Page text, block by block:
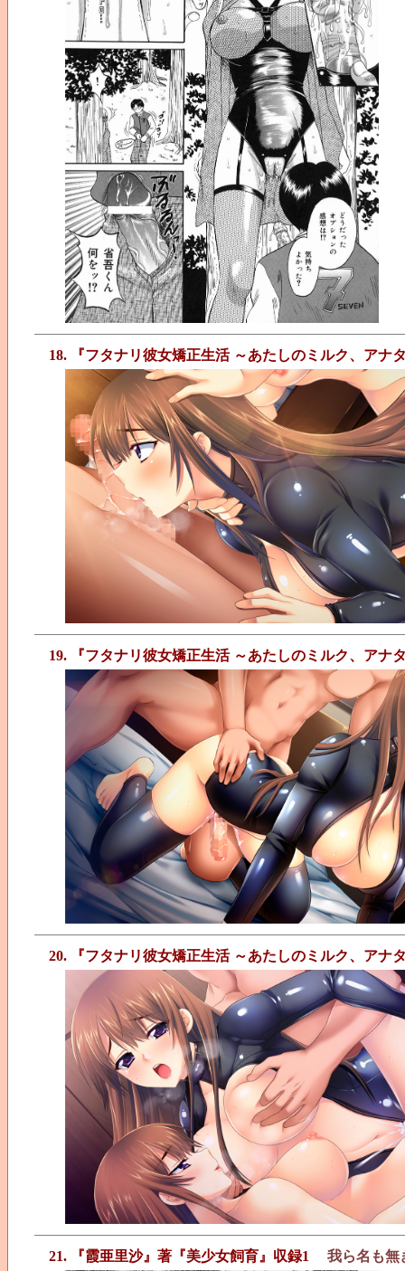
18. 『フタナリ彼女矯正生活 ～あたしのミルク、アナ
19. 『フタナリ彼女矯正生活 ～あたしのミルク、アナ
20. 『フタナリ彼女矯正生活 ～あたしのミルク、アナ
21. 『霞亜里沙』著『美少女飼育』収録1 我ら名も無